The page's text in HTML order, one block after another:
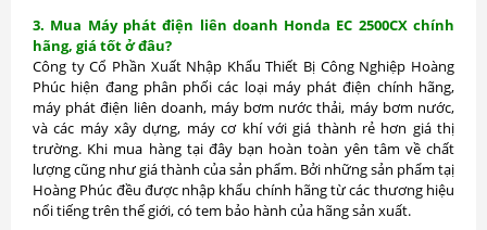
3. Mua Máy phát điện liên doanh Honda EC 2500CX chính
hãng, giá tốt ở đâu?
Công ty Cổ Phần Xuất Nhập Khẩu Thiết Bị Công Nghiệp Hoàng
Phúc hiện đang phân phối các loại máy phát điện chính hãng,
máy phát điện liên doanh, máy bơm nước thải, máy bơm nước,
và các máy xây dựng, máy cơ khí với giá thành rẻ hơn giá thị
trường. Khi mua hàng tại đây bạn hoàn toàn yên tâm về chất
lượng cũng như giá thành của sản phẩm. Bởi những sản phẩm tạị
Hoàng Phúc đều được nhập khẩu chính hãng từ các thương hiệu
nổi tiếng trên thế giới, có tem bảo hành của hãng sản xuất.